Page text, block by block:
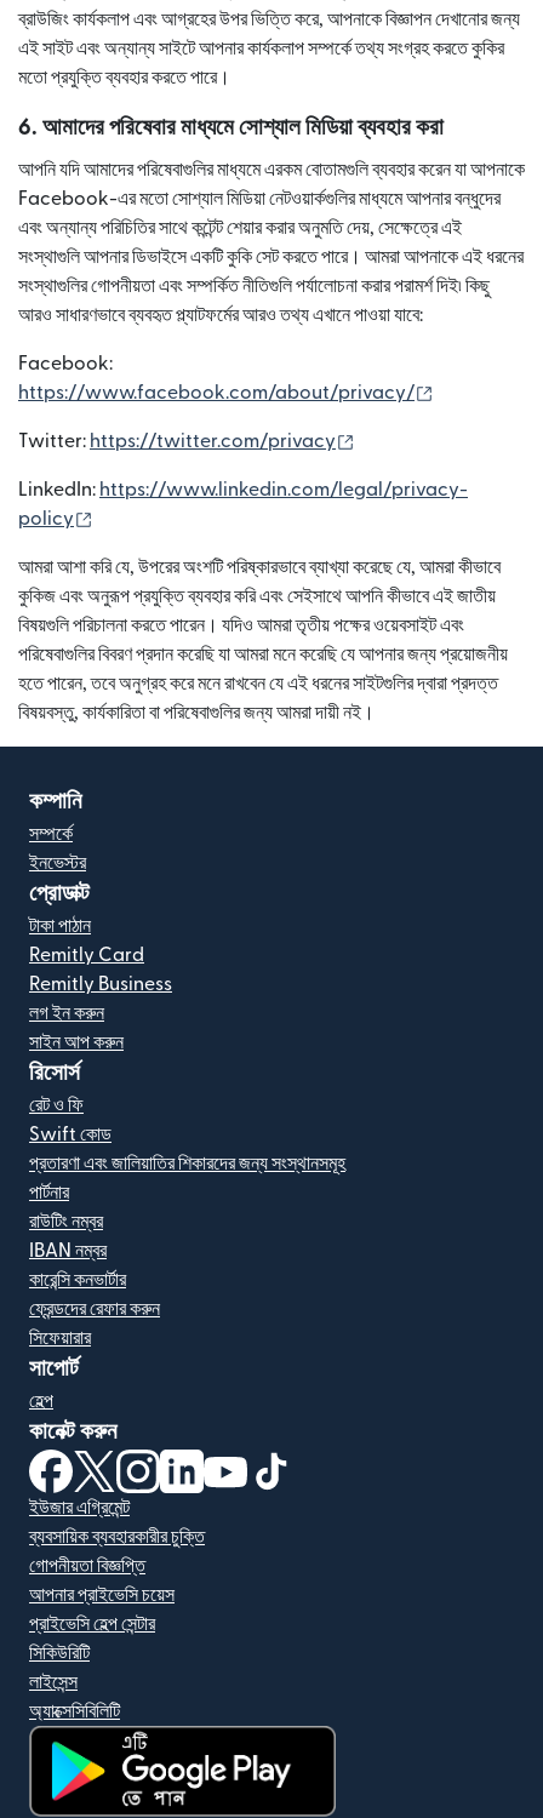
ব্রাউজিং কার্যকলাপ এবং আগ্রহের উপর ভিত্তি করে, আপনাকে বিজ্ঞাপন দেখানোর জন্য
এই সাইট এবং অন্যান্য সাইটে আপনার কার্যকলাপ সম্পর্কে তথ্য সংগ্রহ করতে কুকির
মতো প্রযুক্তি ব্যবহার করতে পারে।
6. আমাদের পরিষেবার মাধ্যমে সোশ্যাল মিডিয়া ব্যবহার করা
আপনি যদি আমাদের পরিষেবাগুলির মাধ্যমে এরকম বোতামগুলি ব্যবহার করেন যা আপনাকে
Facebook-এর মতো সোশ্যাল মিডিয়া নেটওয়ার্কগুলির মাধ্যমে আপনার বন্ধুদের
এবং অন্যান্য পরিচিতির সাথে কন্টেন্ট শেয়ার করার অনুমতি দেয়, সেক্ষেত্রে এই
সংস্থাগুলি আপনার ডিভাইসে একটি কুকি সেট করতে পারে। আমরা আপনাকে এই ধরনের
সংস্থাগুলির গোপনীয়তা এবং সম্পর্কিত নীতিগুলি পর্যালোচনা করার পরামর্শ দিই৷ কিছু
আরও সাধারণভাবে ব্যবহৃত প্ল্যাটফর্মের আরও তথ্য এখানে পাওয়া যাবে:
Facebook:
https://www.facebook.com/about/privacy/
Twitter: https://twitter.com/privacy
LinkedIn: https://www.linkedin.com/legal/privacy-
policy
আমরা আশা করি যে, উপরের অংশটি পরিষ্কারভাবে ব্যাখ্যা করেছে যে, আমরা কীভাবে
কুকিজ এবং অনুরূপ প্রযুক্তি ব্যবহার করি এবং সেইসাথে আপনি কীভাবে এই জাতীয়
বিষয়গুলি পরিচালনা করতে পারেন। যদিও আমরা তৃতীয় পক্ষের ওয়েবসাইট এবং
পরিষেবাগুলির বিবরণ প্রদান করেছি যা আমরা মনে করেছি যে আপনার জন্য প্রয়োজনীয়
হতে পারেন, তবে অনুগ্রহ করে মনে রাখবেন যে এই ধরনের সাইটগুলির দ্বারা প্রদত্ত
বিষয়বস্তু, কার্যকারিতা বা পরিষেবাগুলির জন্য আমরা দায়ী নই।
কম্পানি
সম্পর্কে
ইনভেস্টর
প্রোডাক্ট
টাকা পাঠান
Remitly Card
Remitly Business
লগ ইন করুন
সাইন আপ করুন
রিসোর্স
রেট ও ফি
Swift কোড
প্রতারণা এবং জালিয়াতির শিকারদের জন্য সংস্থানসমূহ
পার্টনার
রাউটিং নম্বর
IBAN নম্বর
কারেন্সি কনভার্টার
ফ্রেন্ডদের রেফার করুন
সিফেয়ারার
সাপোর্ট
হেল্প
কানেক্ট করুন
(নতুন উইন্ডোতে খুলবে)
(নতুন উইন্ডোতে খুলবে)
(নতুন উইন্ডোতে খুলবে)
(নতুন উইন্ডোতে খুলবে)
(নতুন উইন্ডোতে খুলবে)
ইউজার এগ্রিমেন্ট
ব্যবসায়িক ব্যবহারকারীর চুক্তি
গোপনীয়তা বিজ্ঞপ্তি
আপনার প্রাইভেসি চয়েস
প্রাইভেসি হেল্প সেন্টার
সিকিউরিটি
লাইসেন্স
অ্যাক্সেসিবিলিটি